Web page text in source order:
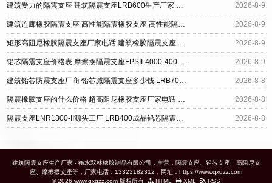
建筑受力的隔震支座 建筑隔震支座LRB600生产厂家 HDR800隔震支座 2026-8-9
建筑连廊橡胶隔震支座 高性能隔震橡胶支座 高性能隔震橡胶支座 2026-8-9
矩形高阻尼橡胶隔震支座厂家电话 建筑橡胶隔震支座LNRLRB生产厂家 橡胶建筑隔震支座什么价格 2026-8-9
铅芯隔震支座价格表 摩擦摆隔震支座FPSII-4000-400-4.11厂家 建筑橡胶隔震支座厂家 2026-8-9
建筑铅芯防震支座厂商 铅芯减隔震支座多少钱 LRB700隔震支座厂家 2026-8-8
隔震橡胶支座的什么价格 超高阻尼橡胶支座厂家电话 水平力分散型橡胶隔震支座LNR厂家 2026-8-8
隔震支座LNR1300-II源头工厂 LRB400成品铅芯隔震支座源头工厂 高层橡胶隔震支座生产厂家 2026-8-8
建筑隔震支座生产厂家 - 衡水双林橡胶制品有限公司，主营：隔震支座、铅芯支座、高阻尼支
座、摩擦摆支座等，厂家电话：13323182312，网址：https://www.qxgzz.com
© 2026 www.qxgzz.com 版权所有
HTML XML RSS